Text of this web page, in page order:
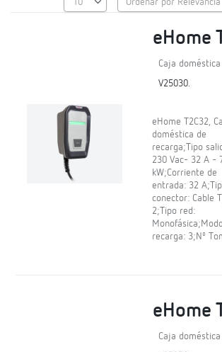
eHome
Caja
V25030.
eHome T2C32,
doméstica de
recarga;Tipo
230 Vac- 32 A -
kW;Corriente de
entrada: 32
conector: Cable
2;Tipo red:
recarga: 3;Nº
eHome
Caja